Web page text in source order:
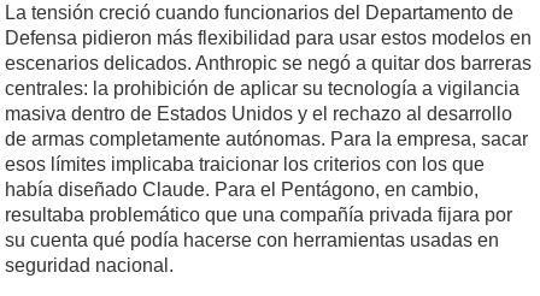
La tensión creció cuando funcionarios del Departamento de
Defensa pidieron más flexibilidad para usar estos modelos en
escenarios delicados. Anthropic se negó a quitar dos barreras
centrales: la prohibición de aplicar su tecnología a vigilancia
masiva dentro de Estados Unidos y el rechazo al desarrollo
de armas completamente autónomas. Para la empresa, sacar
esos límites implicaba traicionar los criterios con los que
había diseñado Claude. Para el Pentágono, en cambio,
resultaba problemático que una compañía privada fijara por
su cuenta qué podía hacerse con herramientas usadas en
seguridad nacional.